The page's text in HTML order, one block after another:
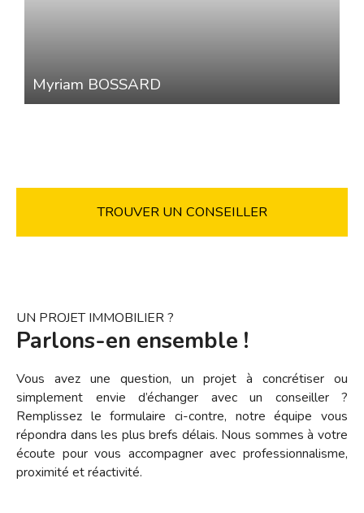
Myriam BOSSARD
TROUVER UN CONSEILLER
UN PROJET IMMOBILIER ?
Parlons-en ensemble !
Vous avez une question, un projet à concrétiser ou
simplement envie d’échanger avec un conseiller ?
Remplissez le formulaire ci-contre, notre équipe vous
répondra dans les plus brefs délais. Nous sommes à votre
écoute pour vous accompagner avec professionnalisme,
proximité et réactivité.